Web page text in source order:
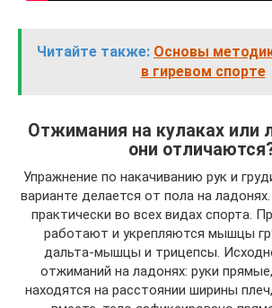
Читайте также: Основы
в гиревом спорте
Отжимания на кулаках или
они
Упражнение по накачиванию рук и
варианте делается от пола на
практически во всех видах спорта.
работают и укрепляются мышцы
дальта-мышцы и трицепсы.
отжиманий на ладонях: руки
находятся на расстоянии ширины